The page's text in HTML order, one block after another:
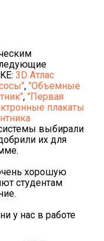
3D Атлас
, "Объемные
, "Первая
плакаты
выбирали
их для
хорошую
студентам
у нас в работе